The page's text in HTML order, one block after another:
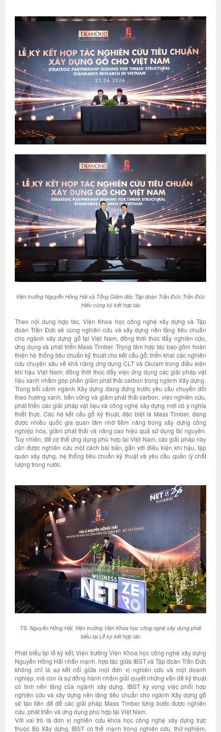
Viện trưởng Nguyễn Hồng Hải và Tổng Giám đốc Tập đoàn Trần Đức Trần Đức
Hiếu cùng ký kết hợp tác
Theo nội dung hợp tác, Viện Khoa học công nghệ xây dựng và Tập
đoàn Trần Đức sẽ cùng nghiên cứu và xây dựng nền tảng tiêu chuẩn
cho ngành xây dựng gỗ tại Việt Nam, đồng thời thúc đẩy nghiên cứu,
ứng dụng và phát triển Mass Timber. Trọng tâm hợp tác bao gồm hoàn
thiện hệ thống tiêu chuẩn kỹ thuật cho kết cấu gỗ; triển khai các nghiên
cứu chuyên sâu về khả năng ứng dụng CLT và Glulam trong điều kiện
khí hậu Việt Nam; đồng thời thúc đẩy việc ứng dụng các giải pháp vật
liệu xanh nhằm góp phần giảm phát thải carbon trong ngành Xây dựng.
Trong bối cảnh ngành Xây dựng đang đứng trước yêu cầu chuyển đổi
theo hướng xanh, bền vững và giảm phát thải carbon, việc nghiên cứu,
phát triển các giải pháp vật liệu và công nghệ xây dựng mới có ý nghĩa
thiết thực. Các hệ kết cấu gỗ kỹ thuật, đặc biệt là Mass Timber, đang
được nhiều quốc gia quan tâm nhờ tiềm năng trong xây dựng công
nghiệp hóa, giảm phát thải và nâng cao hiệu quả sử dụng tài nguyên.
Tuy nhiên, để có thể ứng dụng phù hợp tại Việt Nam, các giải pháp này
cần được nghiên cứu một cách bài bản, gắn với điều kiện khí hậu, tập
quán xây dựng, hệ thống tiêu chuẩn kỹ thuật và yêu cầu quản lý chất
lượng trong nước.
TS. Nguyễn Hồng Hải, Viện trưởng Viện Khoa học công nghệ xây dựng phát
biểu tại Lễ ký kết hợp tác
Phát biểu tại lễ ký kết, Viện trưởng Viện Khoa học công nghệ xây dựng
Nguyễn Hồng Hải nhấn mạnh, hợp tác giữa IBST và Tập đoàn Trần Đức
không chỉ là sự kết nối giữa một đơn vị nghiên cứu và một doanh
nghiệp, mà còn là sự đồng hành nhằm giải quyết những vấn đề kỹ thuật
có tính nền tảng của ngành xây dựng. IBST kỳ vọng việc phối hợp
nghiên cứu và xây dựng nền tảng tiêu chuẩn cho ngành Xây dựng gỗ
sẽ tạo tiền đề để các giải pháp Mass Timber từng bước được nghiên
cứu, phát triển và ứng dụng phù hợp tại Việt Nam.
Với vai trò là đơn vị nghiên cứu khoa học công nghệ xây dựng trực
thuộc Bộ Xây dựng, IBST có thế mạnh trong nghiên cứu, thử nghiệm,